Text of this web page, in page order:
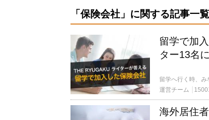
「保険会社」に関する記事一
留学で加
ター13名
運営チーム
海外居住